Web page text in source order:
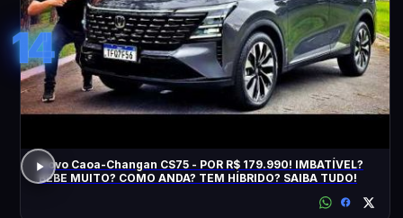
14
Novo Caoa-Changan CS75 - POR R$ 179.990! IMBATÍVEL?
BEBE MUITO? COMO ANDA? TEM HÍBRIDO? SAIBA TUDO!